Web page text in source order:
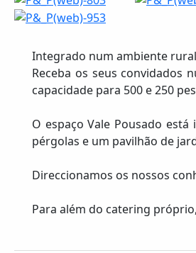
Integrado num ambiente
Receba os seus convidados
capacidade para 500 e 250
O espaço Vale Pousado
pérgolas e um pavilhão de
Direccionamos os nossos
Para além do catering